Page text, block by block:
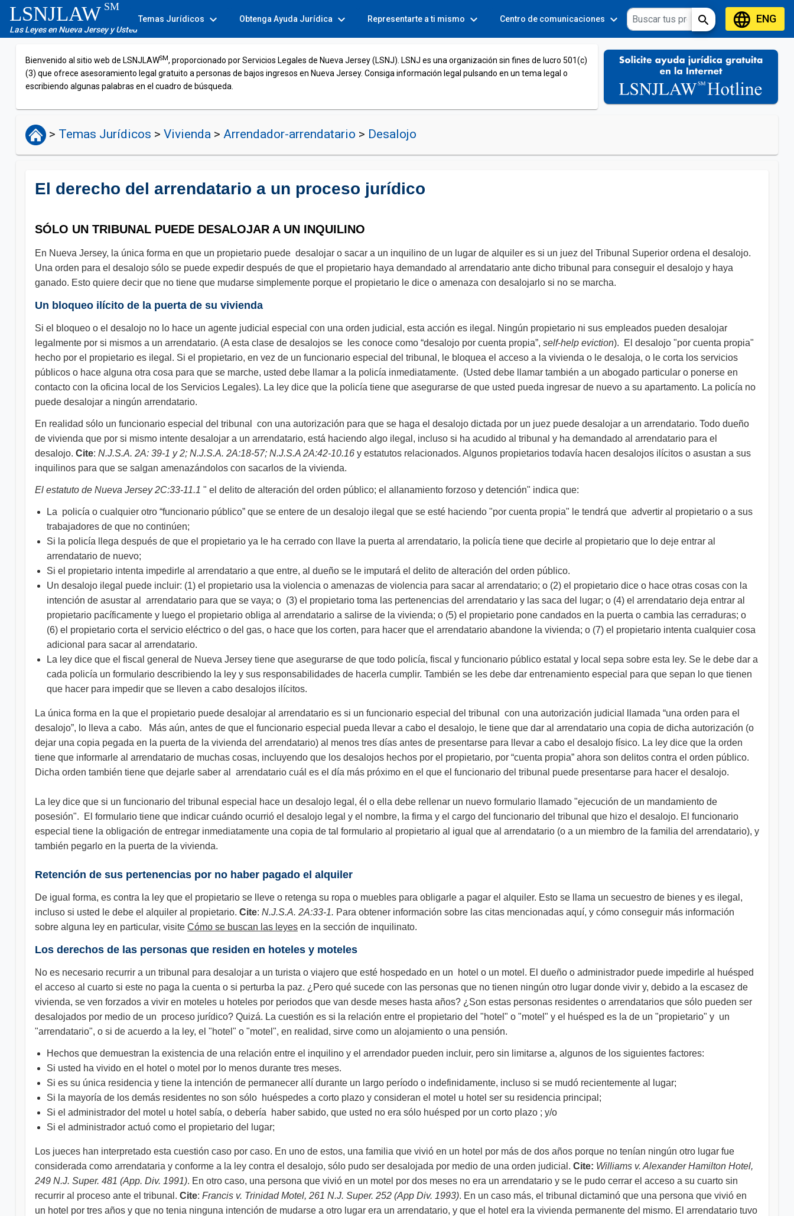
LSNJLAW SM
Las Leyes en Nueva Jersey y Usted
Temas Jurídicos expand_more Obtenga Ayuda Jurídica expand_more Representarte a ti mismo expand_more Centro de comunicaciones expand_more Toolsexpand_more search languageENG
Bienvenido al sitio web de LSNJLAWSM, proporcionado por Servicios Legales de Nueva Jersey (LSNJ). LSNJ es una organización sin fines de lucro 501(c)
(3) que ofrece asesoramiento legal gratuito a personas de bajos ingresos en Nueva Jersey. Consiga información legal pulsando en un tema legal o
escribiendo algunas palabras en el cuadro de búsqueda.
> Temas Jurídicos > Vivienda > Arrendador-arrendatario > Desalojo
El derecho del arrendatario a un proceso jurídico
SÓLO UN TRIBUNAL PUEDE DESALOJAR A UN INQUILINO
En Nueva Jersey, la única forma en que un propietario puede desalojar o sacar a un inquilino de un lugar de alquiler es si un juez del Tribunal Superior ordena el desalojo.
Una orden para el desalojo sólo se puede expedir después de que el propietario haya demandado al arrendatario ante dicho tribunal para conseguir el desalojo y haya
ganado. Esto quiere decir que no tiene que mudarse simplemente porque el propietario le dice o amenaza con desalojarlo si no se marcha.
Un bloqueo ilícito de la puerta de su vivienda
Si el bloqueo o el desalojo no lo hace un agente judicial especial con una orden judicial, esta acción es ilegal. Ningún propietario ni sus empleados pueden desalojar
legalmente por si mismos a un arrendatario. (A esta clase de desalojos se les conoce como “desalojo por cuenta propia”, self-help eviction). El desalojo "por cuenta propia"
hecho por el propietario es ilegal. Si el propietario, en vez de un funcionario especial del tribunal, le bloquea el acceso a la vivienda o le desaloja, o le corta los servicios
públicos o hace alguna otra cosa para que se marche, usted debe llamar a la policía inmediatamente. (Usted debe llamar también a un abogado particular o ponerse en
contacto con la oficina local de los Servicios Legales). La ley dice que la policía tiene que asegurarse de que usted pueda ingresar de nuevo a su apartamento. La policía no
puede desalojar a ningún arrendatario.
En realidad sólo un funcionario especial del tribunal con una autorización para que se haga el desalojo dictada por un juez puede desalojar a un arrendatario. Todo dueño
de vivienda que por si mismo intente desalojar a un arrendatario, está haciendo algo ilegal, incluso si ha acudido al tribunal y ha demandado al arrendatario para el
desalojo. Cite: N.J.S.A. 2A: 39-1 y 2; N.J.S.A. 2A:18-57; N.J.S.A 2A:42-10.16 y estatutos relacionados. Algunos propietarios todavía hacen desalojos ilícitos o asustan a sus
inquilinos para que se salgan amenazándolos con sacarlos de la vivienda.
El estatuto de Nueva Jersey 2C:33-11.1 " el delito de alteración del orden público; el allanamiento forzoso y detención" indica que:​
La policía o cualquier otro “funcionario público” que se entere de un desalojo ilegal que se esté haciendo "por cuenta propia" le tendrá que advertir al propietario o a sus
trabajadores de que no continúen;
Si la policía llega después de que el propietario ya le ha cerrado con llave la puerta al arrendatario, la policía tiene que decirle al propietario que lo deje entrar al
arrendatario de nuevo;
Si el propietario intenta impedirle al arrendatario a que entre, al dueño se le imputará el delito de alteración del orden público.
Un desalojo ilegal puede incluir: (1) el propietario usa la violencia o amenazas de violencia para sacar al arrendatario; o (2) el propietario dice o hace otras cosas con la
intención de asustar al arrendatario para que se vaya; o (3) el propietario toma las pertenencias del arrendatario y las saca del lugar; o (4) el arrendatario deja entrar al
propietario pacíficamente y luego el propietario obliga al arrendatario a salirse de la vivienda; o (5) el propietario pone candados en la puerta o cambia las cerraduras; o
(6) el propietario corta el servicio eléctrico o del gas, o hace que los corten, para hacer que el arrendatario abandone la vivienda; o (7) el propietario intenta cualquier cosa
adicional para sacar al arrendatario.
La ley dice que el fiscal general de Nueva Jersey tiene que asegurarse de que todo policía, fiscal y funcionario público estatal y local sepa sobre esta ley. Se le debe dar a
cada policía un formulario describiendo la ley y sus responsabilidades de hacerla cumplir. También se les debe dar entrenamiento especial para que sepan lo que tienen
que hacer para impedir que se lleven a cabo desalojos ilícitos.
La única forma en la que el propietario puede desalojar al arrendatario es si un funcionario especial del tribunal con una autorización judicial llamada “una orden para el
desalojo”, lo lleva a cabo. Más aún, antes de que el funcionario especial pueda llevar a cabo el desalojo, le tiene que dar al arrendatario una copia de dicha autorización (o
dejar una copia pegada en la puerta de la vivienda del arrendatario) al menos tres días antes de presentarse para llevar a cabo el desalojo físico. La ley dice que la orden
tiene que informarle al arrendatario de muchas cosas, incluyendo que los desalojos hechos por el propietario, por “cuenta propia” ahora son delitos contra el orden público.
Dicha orden también tiene que dejarle saber al arrendatario cuál es el día más próximo en el que el funcionario del tribunal puede presentarse para hacer el desalojo.
La ley dice que si un funcionario del tribunal especial hace un desalojo legal, él o ella debe rellenar un nuevo formulario llamado "ejecución de un mandamiento de
posesión". El formulario tiene que indicar cuándo ocurrió el desalojo legal y el nombre, la firma y el cargo del funcionario del tribunal que hizo el desalojo. El funcionario
especial tiene la obligación de entregar inmediatamente una copia de tal formulario al propietario al igual que al arrendatario (o a un miembro de la familia del arrendatario), y
también pegarlo en la puerta de la vivienda.
Retención de sus pertenencias por no haber pagado el alquiler
De igual forma, es contra la ley que el propietario se lleve o retenga su ropa o muebles para obligarle a pagar el alquiler. Esto se llama un secuestro de bienes y es ilegal,
incluso si usted le debe el alquiler al propietario. Cite: N.J.S.A. 2A:33-1. Para obtener información sobre las citas mencionadas aquí, y cómo conseguir más información
sobre alguna ley en particular, visite Cómo se buscan las leyes​ en la sección de inquilinato.
Los derechos de las personas que residen en hoteles y moteles
No es necesario recurrir a un tribunal para desalojar a un turista o viajero que esté hospedado en un hotel o un motel. El dueño o administrador puede impedirle al huésped
el acceso al cuarto si este no paga la cuenta o si perturba la paz. ¿Pero qué sucede con las personas que no tienen ningún otro lugar donde vivir y, debido a la escasez de
vivienda, se ven forzados a vivir en moteles u hoteles por periodos que van desde meses hasta años? ¿Son estas personas residentes o arrendatarios que sólo pueden ser
desalojados por medio de un proceso jurídico? Quizá. La cuestión es si la relación entre el propietario del "hotel" o "motel" y el huésped es la de un "propietario" y un
"arrendatario", o si de acuerdo a la ley, el "hotel" o "motel", en realidad, sirve como un alojamiento o una pensión.
Hechos que demuestran la existencia de una relación entre el inquilino y el arrendador pueden incluir, pero sin limitarse a, algunos de los siguientes factores:
Si usted ha vivido en el hotel o motel por lo menos durante tres meses.
Si es su única residencia y tiene la intención de permanecer allí durante un largo período o indefinidamente, incluso si se mudó recientemente al lugar;
Si la mayoría de los demás residentes no son sólo huéspedes a corto plazo y consideran el motel u hotel ser su residencia principal;
Si el administrador del motel u hotel sabía, o debería haber sabido, que usted no era sólo huésped por un corto plazo ; y/o
Si el administrador actuó como el propietario del lugar;
​Los jueces han interpretado esta cuestión caso por caso. En uno de estos, una familia que vivió en un hotel por más de dos años porque no tenían ningún otro lugar fue
considerada como arrendataria y conforme a la ley contra el desalojo, sólo pudo ser desalojada por medio de una orden judicial. Cite: Williams v. Alexander Hamilton Hotel,
249 N.J. Super. 481 (App. Div. 1991). En otro caso, una persona que vivió en un motel por dos meses no era un arrendatario y se le pudo cerrar el acceso a su cuarto sin
recurrir al proceso ante el tribunal. Cite: Francis v. Trinidad Motel, 261 N.J. Super. 252 (App Div. 1993). En un caso más, el tribunal dictaminó que una persona que vivió en
un hotel por tres años y que no tenia ninguna intención de mudarse a otro lugar era un arrendatario, y que el hotel era la vivienda permanente del mismo. El arrendatario tuvo